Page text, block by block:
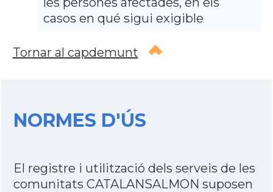
casos en qué sigui exigible
Tornar al capdemunt
NORMES D'ÚS
El registre i utilització dels serveis de les
comunitats CATALANSALMON suposen